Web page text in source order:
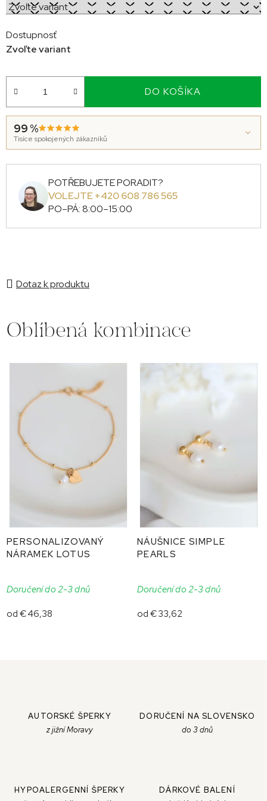
Dostupnosť
Zvoľte variant
DO KOŠÍKA
99 %
Tisíce spokojených zákazníků
POTŘEBUJETE PORADIT?
VOLEJTE +420 608 786 565
PO–PÁ: 8:00–15:00
Dotaz k produktu
Oblíbená kombinace
PERSONALIZOVANÝ
NÁRAMEK LOTUS
Doručení do 2-3 dnů
od €46,38
NÁUŠNICE SIMPLE
PEARLS
Doručení do 2-3 dnů
od €33,62
AUTORSKÉ ŠPERKY
z jižní Moravy
DORUČENÍ NA SLOVENSKO
do 3 dnů
HYPOALERGENNÍ ŠPERKY
DÁRKOVÉ BALENÍ